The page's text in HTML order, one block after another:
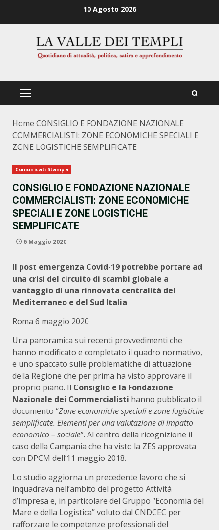
10 Agosto 2026
PRIMÄRES
Home CONSIGLIO E FONDAZIONE NAZIONALE
COMMERCIALISTI: ZONE ECONOMICHE SPECIALI E
ZONE LOGISTICHE SEMPLIFICATE
Comunicati Stampa
CONSIGLIO E FONDAZIONE NAZIONALE
COMMERCIALISTI: ZONE ECONOMICHE
SPECIALI E ZONE LOGISTICHE
SEMPLIFICATE
6 Maggio 2020
Il post emergenza Covid-19 potrebbe portare ad
una crisi del circuito di scambi globale a
vantaggio di una rinnovata centralità del
Mediterraneo e del Sud Italia
Roma 6 maggio 2020
Una panoramica sui recenti provvedimenti che
hanno modificato e completato il quadro normativo,
e uno spaccato sulle problematiche di attuazione
della Regione che per prima ha visto approvare il
proprio piano. Il Consiglio e la Fondazione
Nazionale dei Commercialisti hanno pubblicato il
documento “Zone economiche speciali e zone logistiche
semplificate. Elementi per una valutazione di impatto
economico – sociale”. Al centro della ricognizione il
caso della Campania che ha visto la ZES approvata
con DPCM dell’11 maggio 2018.
Lo studio aggiorna un precedente lavoro che si
inquadrava nell’ambito del progetto Attività
d’Impresa e, in particolare del Gruppo “Economia del
Mare e della Logistica” voluto dal CNDCEC per
rafforzare le competenze professionali del